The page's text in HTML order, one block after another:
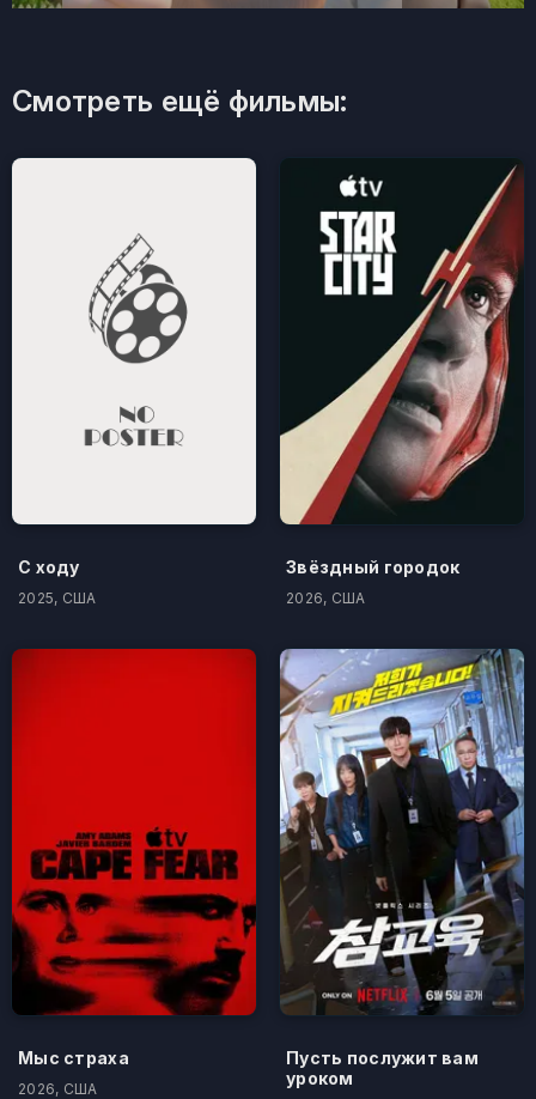
Смотреть ещё фильмы:
С ходу
2025, США
Звёздный городок
2026, США
Мыс страха
2026, США
Пусть послужит вам
уроком